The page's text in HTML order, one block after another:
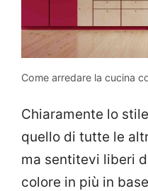
Come arredare la cucina
Chiaramente lo
quello di tutte le
ma sentitevi liberi
colore in più in